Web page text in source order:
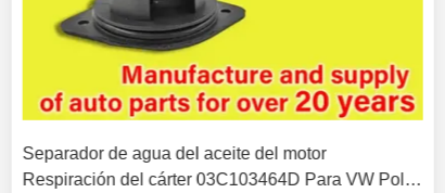
Separador de agua del aceite del motor
Respiración del cárter 03C103464D Para VW Polo